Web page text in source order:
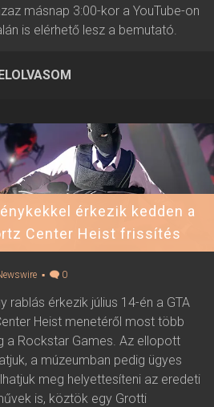
másnap 3:00-kor a YouTube-on
is elérhető lesz a bemutató.
Rockstar Newswire
érkezik kedden a
Center Heist frissítés
▪ 0
rablás érkezik július 14-én a GTA
Heist menetéről most több
Rockstar Games. Az ellopott
a múzeumban pedig ügyes
meg helyettesíteni az eredeti
is, köztök egy Grotti